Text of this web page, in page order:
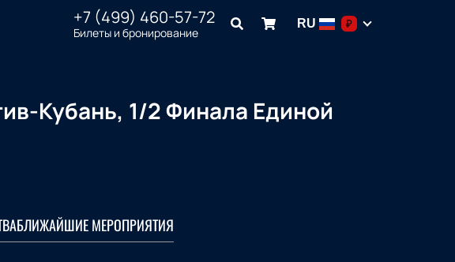
+7 (499) 460-57-72
Билеты и бронирование
RU ₽
Кубань, 1/2 Финала Единой
БЛИЖАЙШИЕ МЕРОПРИЯТИЯ